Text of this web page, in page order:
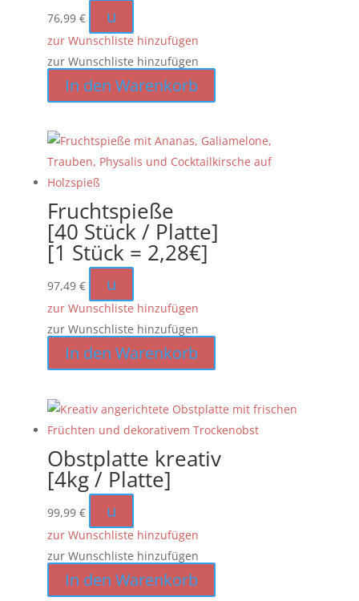
76,99 € u
zur Wunschliste hinzufügen
zur Wunschliste hinzufügen
In den Warenkorb
Fruchtspieße
[40 Stück / Platte]
[1 Stück = 2,28€]
97,49 € u
zur Wunschliste hinzufügen
zur Wunschliste hinzufügen
In den Warenkorb
Obstplatte kreativ
[4kg / Platte]
99,99 € u
zur Wunschliste hinzufügen
zur Wunschliste hinzufügen
In den Warenkorb